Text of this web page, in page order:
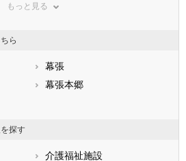
神奈川県
福井県
高知県
もっと見る
ら
幕張
幕張本郷
探す
介護福祉施設